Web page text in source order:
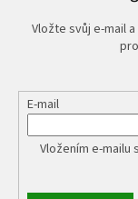
Vložte svůj e-mail
E-mail
Vložením e-mailu